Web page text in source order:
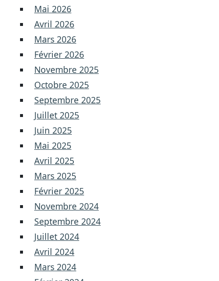
Mai 2026
Avril 2026
Mars 2026
Février 2026
Novembre 2025
Octobre 2025
Septembre 2025
Juillet 2025
Juin 2025
Mai 2025
Avril 2025
Mars 2025
Février 2025
Novembre 2024
Septembre 2024
Juillet 2024
Avril 2024
Mars 2024